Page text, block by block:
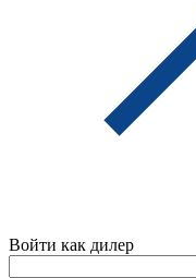
Войти как дилер